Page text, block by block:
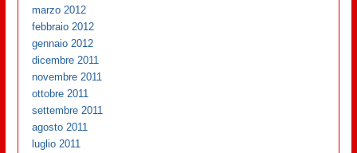
marzo 2012
febbraio 2012
gennaio 2012
dicembre 2011
novembre 2011
ottobre 2011
settembre 2011
agosto 2011
luglio 2011